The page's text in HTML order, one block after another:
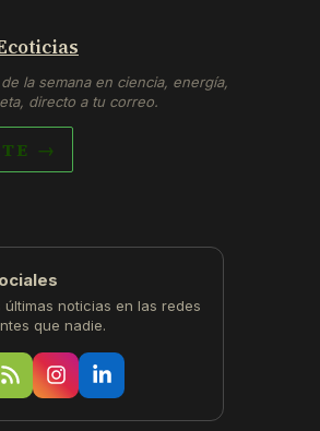
la semana en ciencia, energía,
directo a tu correo.
→
últimas noticias en las redes
que nadie.